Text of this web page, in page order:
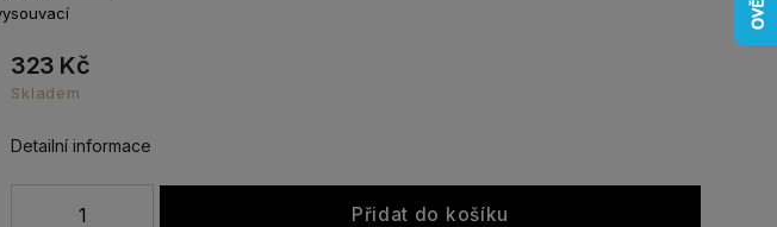
323 Kč
Skladem
Přidat do košíku
Detailní informace